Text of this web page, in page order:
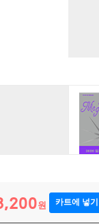
원 카트에 넣기